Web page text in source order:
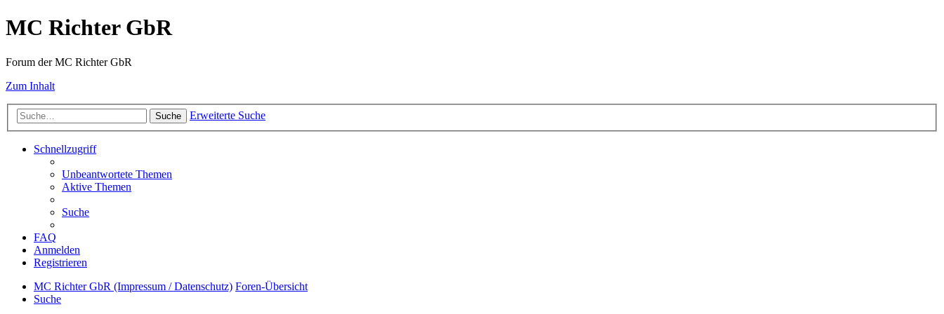
MC Richter GbR
Forum der MC Richter GbR
Zum Inhalt
Suche Erweiterte Suche
Schnellzugriff
Unbeantwortete Themen
Aktive Themen
Suche
FAQ
Anmelden
Registrieren
MC Richter GbR (Impressum / Datenschutz) Foren-Übersicht
Suche